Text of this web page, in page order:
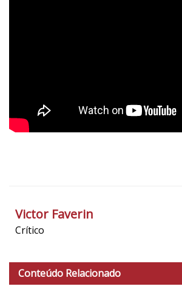
Victor Faverin
Crítico
Conteúdo Relacionado